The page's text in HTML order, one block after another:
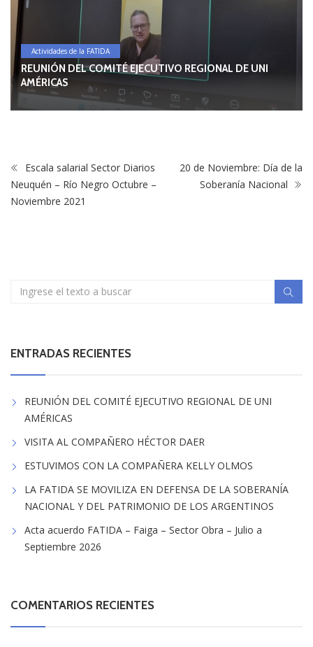
EJECUTIVO REGIONAL DE UNI VISITA AL
Escala salarial Sector Diarios
Neuquén – Río Negro Octubre –
Noviembre 2021
20 de Noviembre: Día de la
Soberanía Nacional
ENTRADAS RECIENTES
REUNIÓN DEL COMITÉ EJECUTIVO REGIONAL DE UNI
AMÉRICAS
VISITA AL COMPAÑERO HÉCTOR DAER
ESTUVIMOS CON LA COMPAÑERA KELLY OLMOS
LA FATIDA SE MOVILIZA EN DEFENSA DE LA SOBERANÍA
NACIONAL Y DEL PATRIMONIO DE LOS ARGENTINOS
Acta acuerdo FATIDA – Faiga – Sector Obra – Julio a
Septiembre 2026
COMENTARIOS RECIENTES